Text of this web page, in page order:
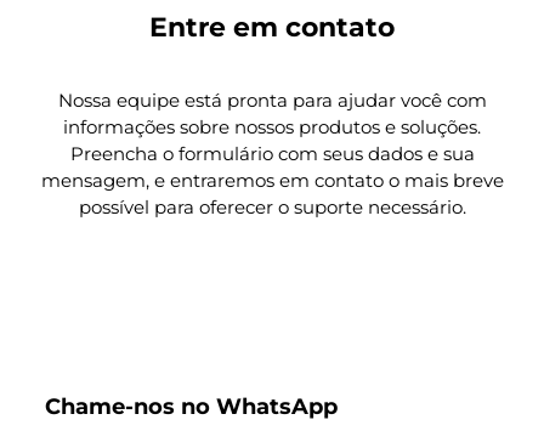
Entre em contato
Nossa equipe está pronta para ajudar você com
informações sobre nossos produtos e soluções.
Preencha o formulário com seus dados e sua
mensagem, e entraremos em contato o mais breve
possível para oferecer o suporte necessário.
Chame-nos no WhatsApp